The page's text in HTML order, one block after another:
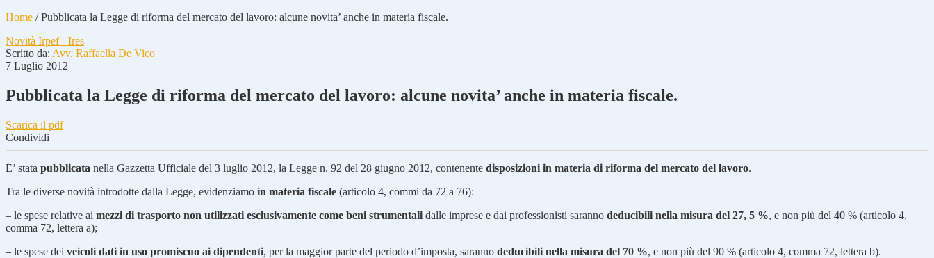
Home /Pubblicata la Legge di riforma del mercato del lavoro: alcune novita’ anche in materia fiscale.
Novità Irpef - Ires
Scritto da: Avv. Raffaella De Vico
7 Luglio 2012
Pubblicata la Legge di riforma del mercato del lavoro: alcune novita’ anche in materia fiscale.
Scarica il pdf
Condividi
E’ stata pubblicata nella Gazzetta Ufficiale del 3 luglio 2012, la Legge n. 92 del 28 giugno 2012, contenente disposizioni in materia di riforma del mercato del lavoro.
Tra le diverse novità introdotte dalla Legge, evidenziamo in materia fiscale (articolo 4, commi da 72 a 76):
– le spese relative ai mezzi di trasporto non utilizzati esclusivamente come beni strumentali dalle imprese e dai professionisti saranno deducibili nella misura del 27, 5 %, e non più del 40 % (articolo 4,
comma 72, lettera a);
– le spese dei veicoli dati in uso promiscuo ai dipendenti, per la maggior parte del periodo d’imposta, saranno deducibili nella misura del 70 %, e non più del 90 % (articolo 4, comma 72, lettera b).